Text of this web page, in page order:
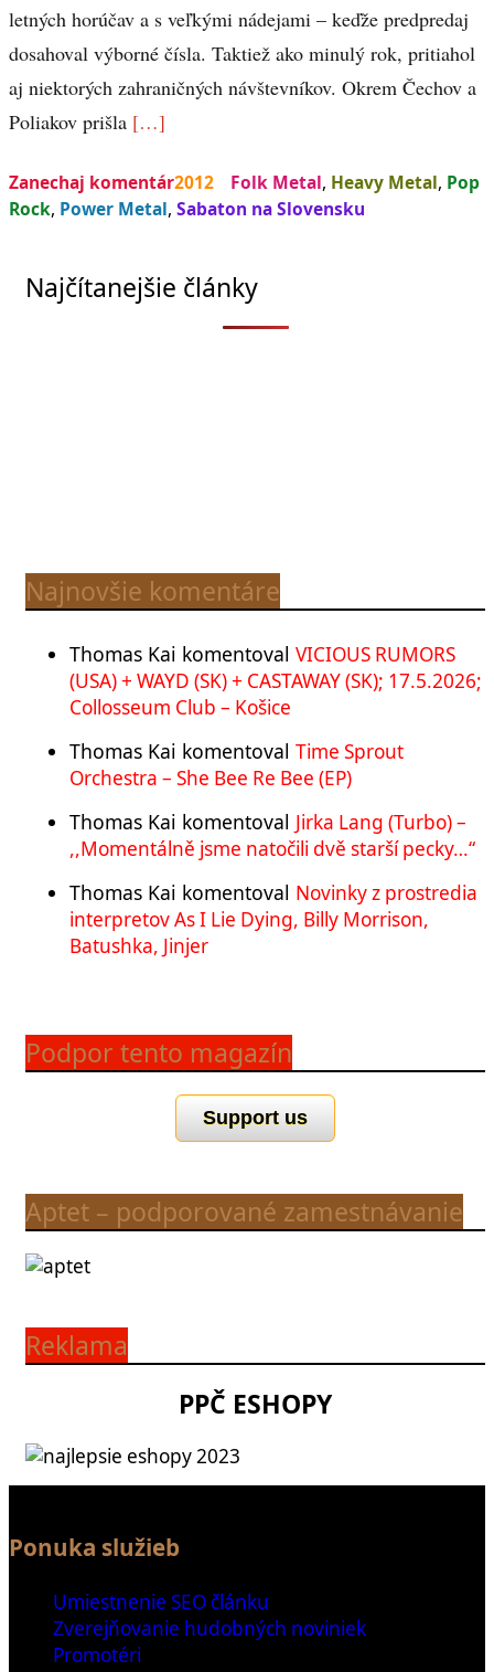
letných horúčav a s veľkými nádejami – keďže predpredaj
dosahoval výborné čísla. Taktiež ako minulý rok, pritiahol
aj niektorých zahraničných návštevníkov. Okrem Čechov a
Poliakov prišla […]
Zanechaj komentár2012 Folk Metal, Heavy Metal, Pop
Rock, Power Metal, Sabaton na Slovensku
Najčítanejšie články
Najnovšie komentáre
Thomas Kai komentoval VICIOUS RUMORS
(USA) + WAYD (SK) + CASTAWAY (SK); 17.5.2026;
Collosseum Club – Košice
Thomas Kai komentoval Time Sprout
Orchestra – She Bee Re Bee (EP)
Thomas Kai komentoval Jirka Lang (Turbo) –
,,Momentálně jsme natočili dvě starší pecky…“
Thomas Kai komentoval Novinky z prostredia
interpretov As I Lie Dying, Billy Morrison,
Batushka, Jinjer
Podpor tento magazín
Support us
Aptet – podporované zamestnávanie
Reklama
PPČ ESHOPY
Ponuka služieb
Umiestnenie SEO článku
Zverejňovanie hudobných noviniek
Promotéri